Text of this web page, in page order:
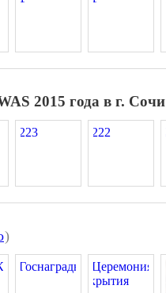
2015 года в г. Сочи
)